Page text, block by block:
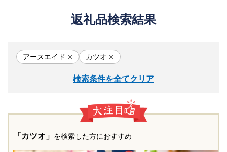
返礼品検索結果
アースエイド カツオ
検索条件を全てクリア
「カツオ」 を検索した方におすすめ